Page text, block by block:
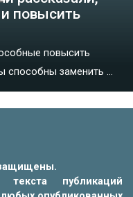
повысить
повысить
способны заменить ...
публикаций